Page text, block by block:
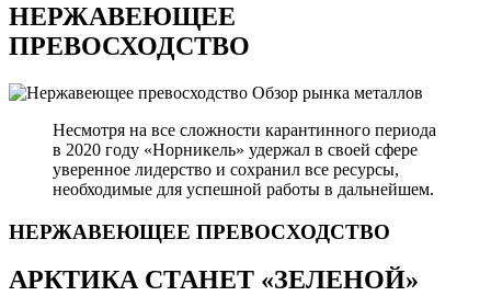
НЕРЖАВЕЮЩЕЕ
ПРЕВОСХОДСТВО
Обзор рынка металлов
Несмотря на все сложности карантинного периода
в 2020 году «Норникель» удержал в своей сфере
уверенное лидерство и сохранил все ресурсы,
необходимые для успешной работы в дальнейшем.
НЕРЖАВЕЮЩЕЕ ПРЕВОСХОДСТВО
АРКТИКА СТАНЕТ «ЗЕЛЕНОЙ»